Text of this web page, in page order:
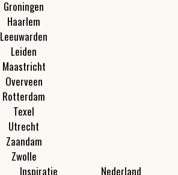
Groningen
Haarlem
Leeuwarden
Leiden
Maastricht
Overveen
Rotterdam
Texel
Utrecht
Zaandam
Zwolle
Inspiratie
Nederland